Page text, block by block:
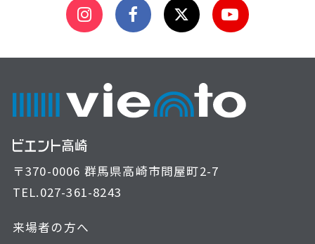
〒370-0006 群馬県高崎市問屋町2-7
TEL.027-361-8243
来場者の方へ